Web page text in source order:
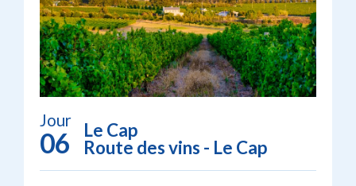
Jour
06
Le Cap
Route des vins - Le Cap